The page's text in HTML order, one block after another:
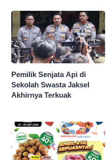
Pemilik Senjata Api di
Sekolah Swasta Jaksel
Akhirnya Terkuak